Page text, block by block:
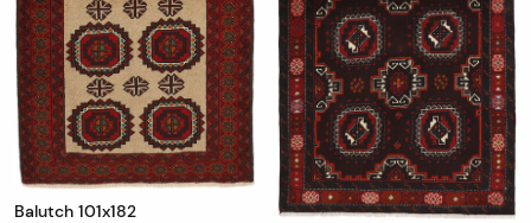
Balutch 101x182